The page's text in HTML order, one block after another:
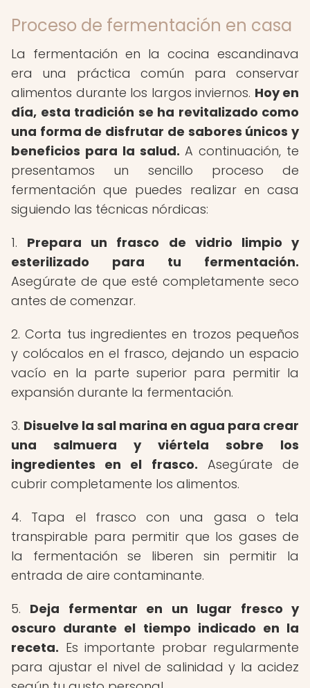
Proceso de fermentación en casa
La fermentación en la cocina escandinava
era una práctica común para conservar
alimentos durante los largos inviernos. Hoy en
día, esta tradición se ha revitalizado como
una forma de disfrutar de sabores únicos y
beneficios para la salud. A continuación, te
presentamos un sencillo proceso de
fermentación que puedes realizar en casa
siguiendo las técnicas nórdicas:
1. Prepara un frasco de vidrio limpio y
esterilizado para tu fermentación.
Asegúrate de que esté completamente seco
antes de comenzar.
2. Corta tus ingredientes en trozos pequeños
y colócalos en el frasco, dejando un espacio
vacío en la parte superior para permitir la
expansión durante la fermentación.
3. Disuelve la sal marina en agua para crear
una salmuera y viértela sobre los
ingredientes en el frasco. Asegúrate de
cubrir completamente los alimentos.
4. Tapa el frasco con una gasa o tela
transpirable para permitir que los gases de
la fermentación se liberen sin permitir la
entrada de aire contaminante.
5. Deja fermentar en un lugar fresco y
oscuro durante el tiempo indicado en la
receta. Es importante probar regularmente
para ajustar el nivel de salinidad y la acidez